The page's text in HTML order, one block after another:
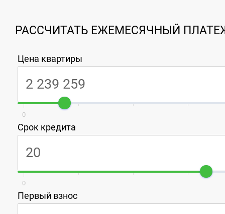
РАССЧИТАТЬ ЕЖЕМЕСЯЧНЫЙ
Цена квартиры
0
Срок кредита
0
Первый взнос